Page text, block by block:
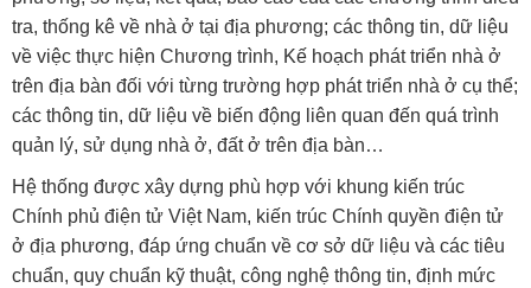
tra, thống kê về nhà ở tại địa phương; các thông tin, dữ liệu
về việc thực hiện Chương trình, Kế hoạch phát triển nhà ở
trên địa bàn đối với từng trường hợp phát triển nhà ở cụ thể;
các thông tin, dữ liệu về biến động liên quan đến quá trình
quản lý, sử dụng nhà ở, đất ở trên địa bàn…
Hệ thống được xây dựng phù hợp với khung kiến trúc
Chính phủ điện tử Việt Nam, kiến trúc Chính quyền điện tử
ở địa phương, đáp ứng chuẩn về cơ sở dữ liệu và các tiêu
chuẩn, quy chuẩn kỹ thuật, công nghệ thông tin, định mức